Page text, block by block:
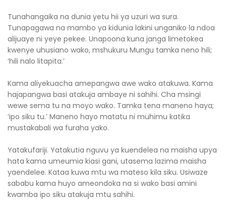
Tunahangaika na dunia yetu hii ya uzuri wa sura.
Tunapagawa na mambo ya kidunia lakini unganiko la ndoa
alijuaye ni yeye pekee. Unapoona kuna janga limetokea
kwenye uhusiano wako, mshukuru Mungu tamka neno hili;
‘hili nalo litapita.’
Kama aliyekuacha amepangwa awe wako atakuwa. Kama
hajapangwa basi atakuja ambaye ni sahihi. Cha msingi
wewe sema tu na moyo wako. Tamka tena maneno haya;
‘ipo siku tu.’ Maneno hayo matatu ni muhimu katika
mustakabali wa furaha yako.
Yatakufariji. Yatakutia nguvu ya kuendelea na maisha upya
hata kama umeumia kiasi gani, utasema lazima maisha
yaendelee. Kataa kuwa mtu wa mateso kila siku. Usiwaze
sababu kama huyo ameondoka na si wako basi amini
kwamba ipo siku atakuja mtu sahihi.